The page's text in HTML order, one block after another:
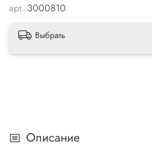
арт. 3000810
Выбрать
Описание